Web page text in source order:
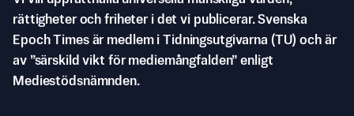
rättigheter och friheter i det vi publicerar. Svenska
Epoch Times är medlem i Tidningsutgivarna (TU) och är
av ”särskild vikt för mediemångfalden” enligt
Mediestödsnämnden.